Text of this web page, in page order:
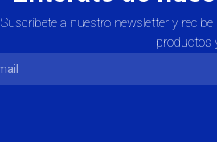
Suscríbete a nuestro newsletter y
productos